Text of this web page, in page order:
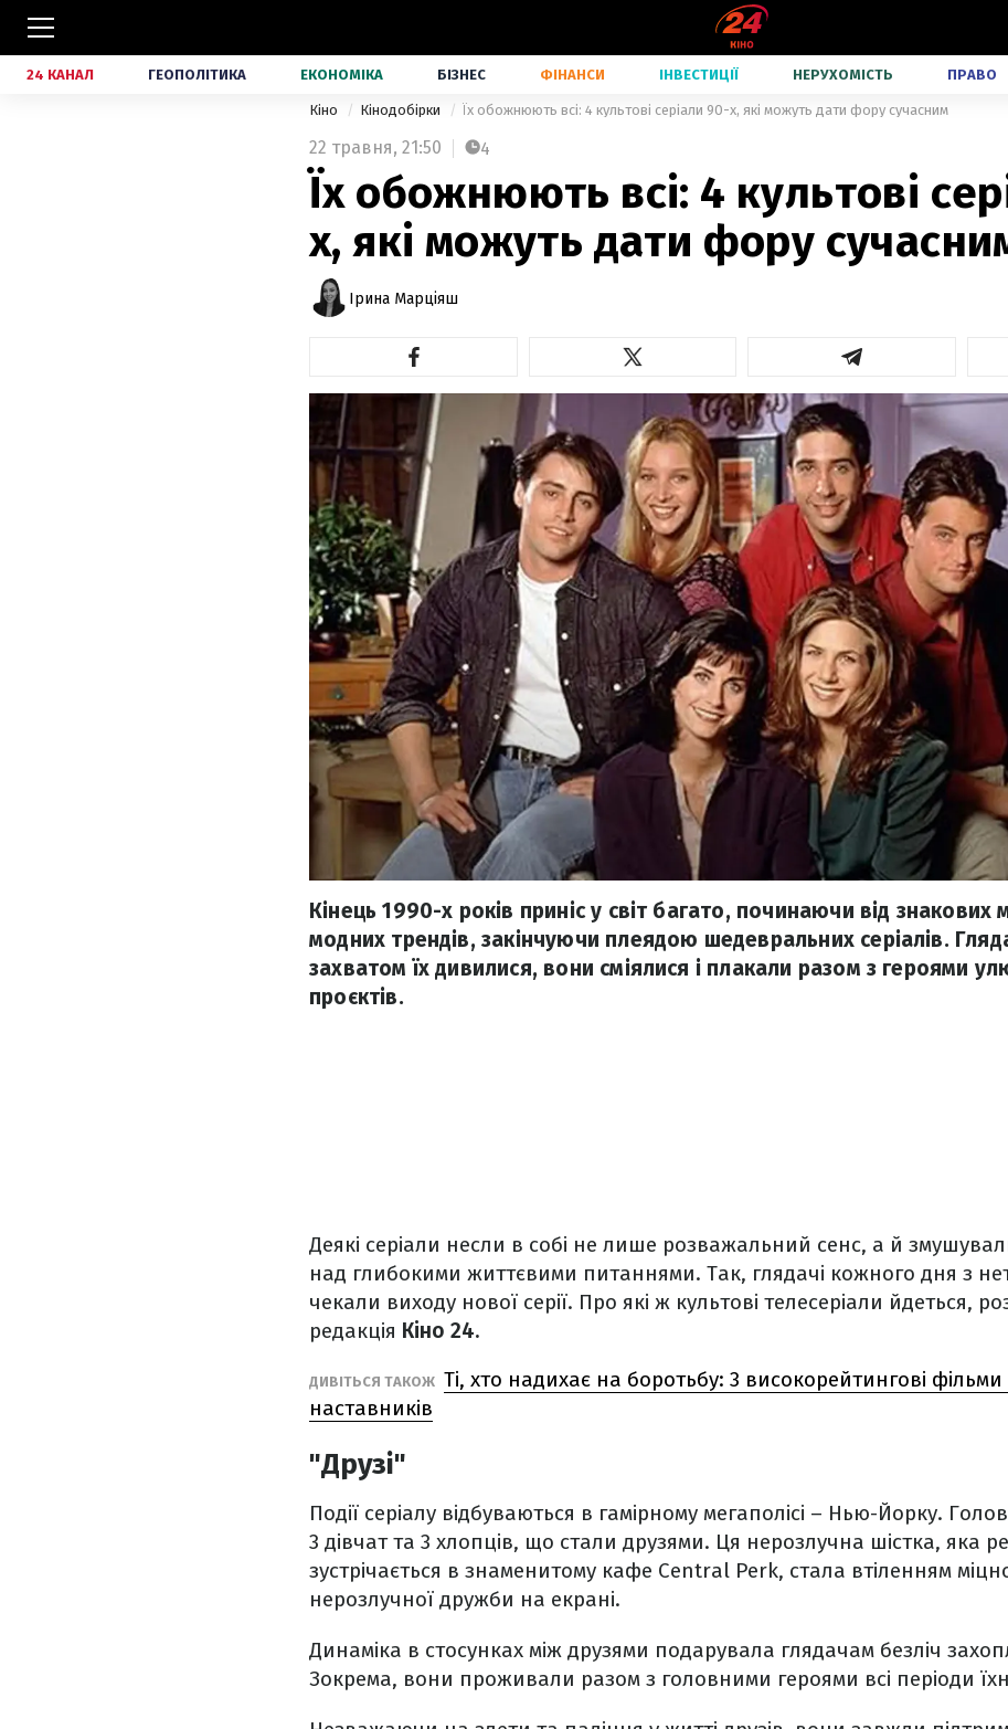
24 КАНАЛ ГЕОПОЛІТИКА ЕКОНОМІКА БІЗНЕС ФІНАНСИ ІНВЕСТИЦІЇ НЕРУХОМІСТЬ ПРАВО
Кіно Кінодобірки Їх обожнюють всі: 4 культові серіали 90-х, які можуть дати фору сучасним
22 травня, 21:50 4
Їх обожнюють всі: 4 культові
х, які можуть дати фору
Ірина Марціяш
Кінець 1990-х років приніс у світ багато, починаючи від знакових
модних трендів, закінчуючи плеядою шедевральних серіалів.
захватом їх дивилися, вони сміялися і плакали разом з героями
проєктів.
Деякі серіали несли в собі не лише розважальний сенс, а й
над глибокими життєвими питаннями. Так, глядачі кожного дня з
чекали виходу нової серії. Про які ж культові телесеріали йдеться,
редакція Кіно 24.
ДИВІТЬСЯ ТАКОЖ Ті, хто надихає на боротьбу: 3 високорейтингові
наставників
"Друзі"
Події серіалу відбуваються в гамірному мегаполісі – Нью-Йорку.
3 дівчат та 3 хлопців, що стали друзями. Ця нерозлучна шістка, яка
зустрічається в знаменитому кафе Central Perk, стала втіленням
нерозлучної дружби на екрані.
Динаміка в стосунках між друзями подарувала глядачам безліч
Зокрема, вони проживали разом з головними героями всі періоди